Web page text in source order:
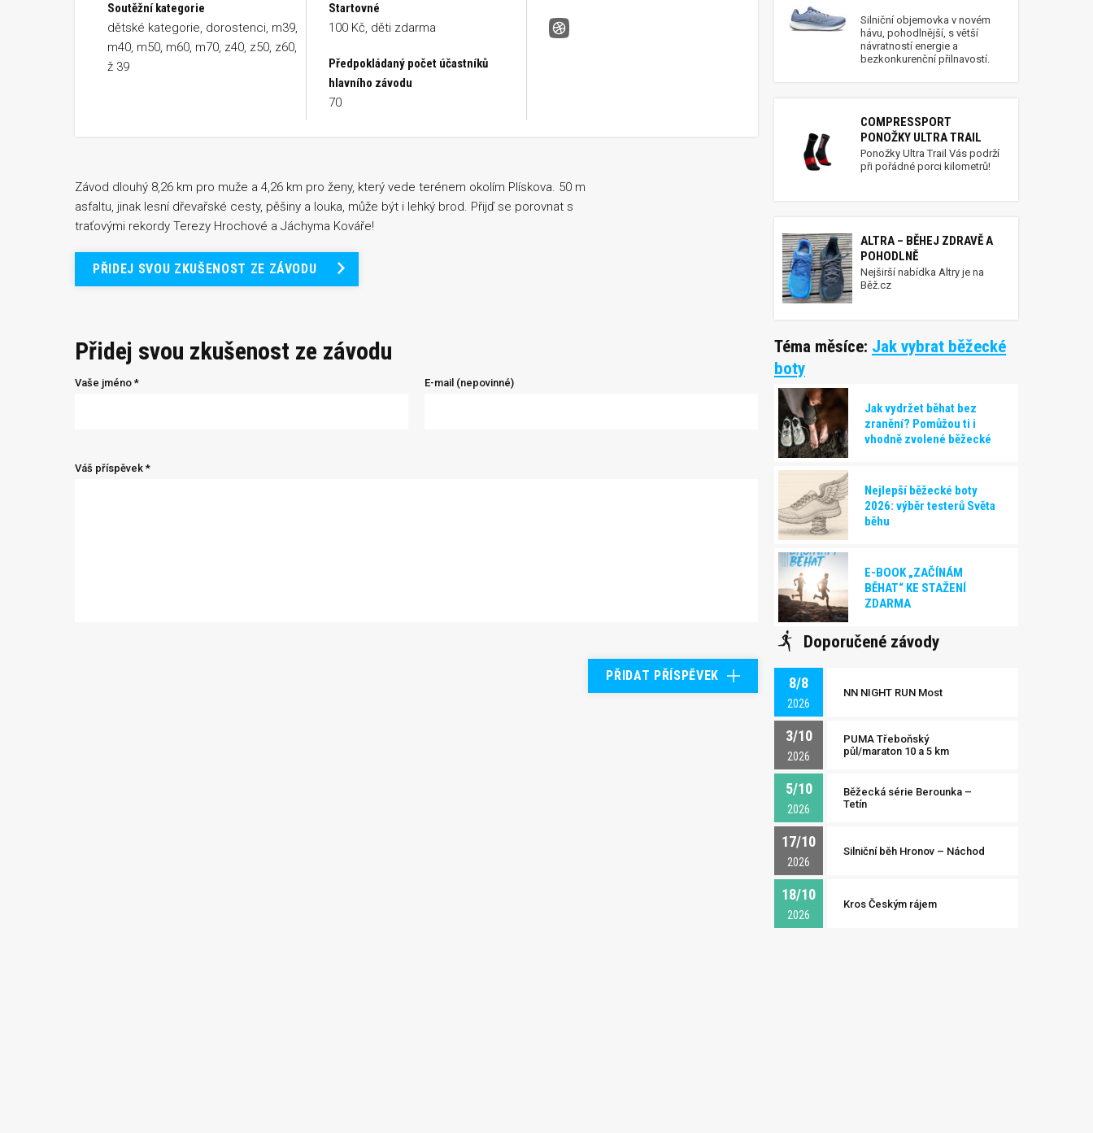
Soutěžní kategorie
dětské kategorie, dorostenci, m39,
m40, m50, m60, m70, z40, z50, z60,
ž 39
Startovné
100 Kč, děti zdarma
Předpokládaný počet účastníků
hlavního závodu
70
Běh Bukovem
Závod dlouhý 8,26 km pro muže a 4,26 km pro ženy, který vede terénem okolím Plískova. 50 m
asfaltu, jinak lesní dřevařské cesty, pěšiny a louka, může být i lehký brod. Přijď se porovnat s
traťovými rekordy Terezy Hrochové a Jáchyma Kováře!
PŘIDEJ SVOU ZKUŠENOST ZE ZÁVODU
Přidej svou zkušenost ze závodu
Vaše jméno * E-mail (nepovinné)
Váš příspěvek *
PŘIDAT PŘÍSPĚVEK
Silniční objemovka v novém
hávu, pohodlnější, s větší
návratností energie a
bezkonkurenční přilnavostí.
COMPRESSPORT
PONOŽKY ULTRA TRAIL
Ponožky Ultra Trail Vás podrží
při pořádné porci kilometrů!
ALTRA – BĚHEJ ZDRAVĚ A
POHODLNĚ
Nejširší nabídka Altry je na
Běž.cz
Téma měsíce: Jak vybrat běžecké
boty
Jak vydržet běhat bez
zranění? Pomůžou ti i
vhodně zvolené běžecké
Nejlepší běžecké boty
2026: výběr testerů Světa
běhu
E-BOOK „ZAČÍNÁM
BĚHAT“ KE STAŽENÍ
ZDARMA
Doporučené závody
8/8
2026
NN NIGHT RUN Most
3/10
2026
PUMA Třeboňský
půl/maraton 10 a 5 km
5/10
2026
Běžecká série Berounka –
Tetín
17/10
2026
Silniční běh Hronov – Náchod
18/10
2026
Kros Českým rájem